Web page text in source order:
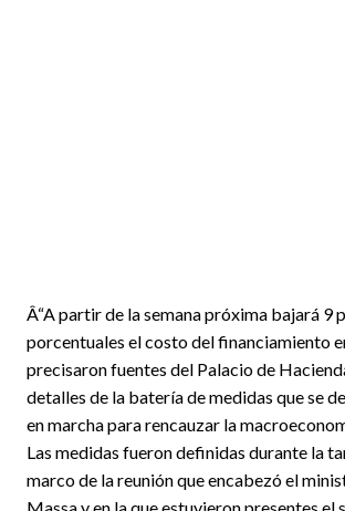
Â“A partir de la semana próxima bajará 9
porcentuales el costo del financiamiento
precisaron fuentes del Palacio de
detalles de la batería de medidas que se
en marcha para rencauzar la
Las medidas fueron definidas durante la
marco de la reunión que encabezó el